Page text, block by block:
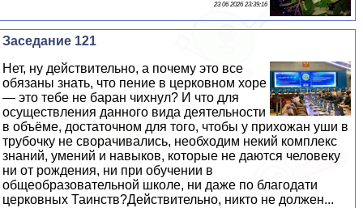
23 06 2026 23:39:16
Заседание 121
Нет, ну действительно, а почему это все
обязаны знать, что пение в церковном хоре
— это тебе не бapaн чихнул? И что для
осуществления данного вида деятельности
в объёме, достаточном для того, чтобы у прихожан уши в
трубочку не сворачивались, необходим некий комплекс
знаний, умений и навыков, которые не даются человеку
ни от рождения, ни при обучении в
общеобразовательной школе, ни даже по благодати
церковных Таинств?Действительно, никто не должен...